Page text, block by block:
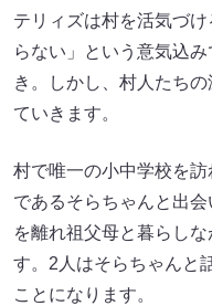
テリィズは村を活気づ
らない」という意気込
き。しかし、村人たち
ていきます。
村で唯一の小中学校を
であるそらちゃんと出
を離れ祖父母と暮らし
す。2人はそらちゃんと
ことになります。